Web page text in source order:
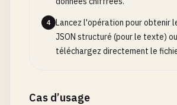
4
Lancez l'opération pour obtenir
JSON structuré (pour le texte) ou
téléchargez directement le
Cas d’usage